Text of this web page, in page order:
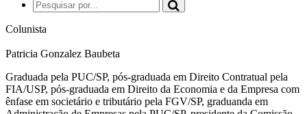
Colunista
Patricia Gonzalez Baubeta
Graduada pela PUC/SP, pós-graduada em Direito Contratual pela
FIA/USP, pós-graduada em Direito da Economia e da Empresa com
ênfase em societário e tributário pela FGV/SP, graduanda em